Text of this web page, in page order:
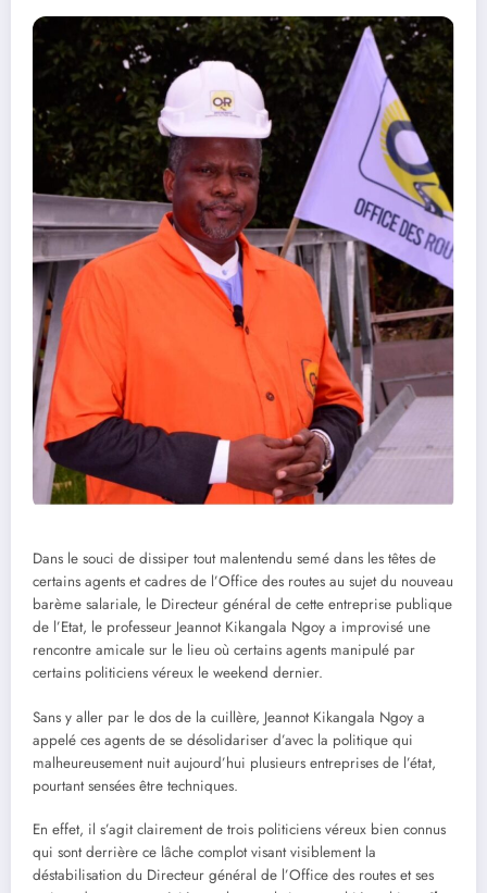
Dans le souci de dissiper tout malentendu semé dans les têtes de
certains agents et cadres de l’Office des routes au sujet du nouveau
barème salariale, le Directeur général de cette entreprise publique
de l’Etat, le professeur Jeannot Kikangala Ngoy a improvisé une
rencontre amicale sur le lieu où certains agents manipulé par
certains politiciens véreux le weekend dernier.
Sans y aller par le dos de la cuillère, Jeannot Kikangala Ngoy a
appelé ces agents de se désolidariser d’avec la politique qui
malheureusement nuit aujourd’hui plusieurs entreprises de l’état,
pourtant sensées être techniques.
En effet, il s’agit clairement de trois politiciens véreux bien connus
qui sont derrière ce lâche complot visant visiblement la
déstabilisation du Directeur général de l’Office des routes et ses